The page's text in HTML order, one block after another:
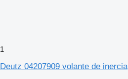
1
Deutz 04207909 volante de inercia